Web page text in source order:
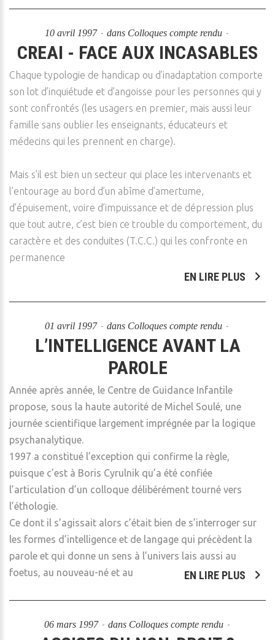
10 avril 1997 dans Colloques compte rendu
CREAI - FACE AUX INCASABLES
Chaque typologie de handicap ou d’inadaptation comporte
son lot d’inquiétude et d’angoisse pour les personnes qui y
sont confrontés (les usagers en premier, mais aussi leur
famille sans oublier les enseignants, éducateurs et
médecins qui les prennent en charge).
Mais s’il est bien un secteur qui place les intervenants et
l’entourage au bord d’un abîme d’amertume,
d’épuisement, voire d’impuissance et de dépression plus
que tout autre, c’est bien ce trouble du comportement, du
caractère et des conduites (T.C.C.) qui les confronte en
permanence
EN LIRE PLUS
01 avril 1997 dans Colloques compte rendu
L’INTELLIGENCE AVANT LA
PAROLE
Année après année, le Centre de Guidance Infantile
propose, sous la haute autorité de Michel Soulé, une
journée scientifique largement imprégnée par la logique
psychanalytique.
1997 a constitué l’exception qui confirme la règle,
puisque c’est à Boris Cyrulnik qu’a été confiée
l’articulation d’un colloque délibérément tourné vers
l’éthologie.
Ce dont il s’agissait alors c’était bien de s’interroger sur
les formes d’intelligence et de langage qui précèdent la
parole et qui donne un sens à l’univers lais aussi au
foetus, au nouveau-né et au
EN LIRE PLUS
06 mars 1997 dans Colloques compte rendu